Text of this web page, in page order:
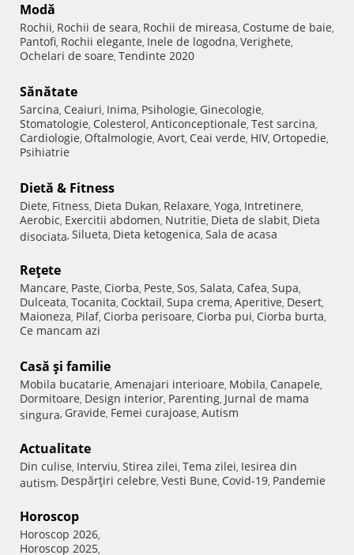
Modă
Rochii, Rochii de seara, Rochii de mireasa, Costume de baie,
Pantofi, Rochii elegante, Inele de logodna, Verighete,
Ochelari de soare, Tendinte 2020
Sănătate
Sarcina, Ceaiuri, Inima, Psihologie, Ginecologie,
Stomatologie, Colesterol, Anticonceptionale, Test sarcina,
Cardiologie, Oftalmologie, Avort, Ceai verde, HIV, Ortopedie,
Psihiatrie
Dietă & Fitness
Diete, Fitness, Dieta Dukan, Relaxare, Yoga, Intretinere,
Aerobic, Exercitii abdomen, Nutritie, Dieta de slabit, Dieta
disociata, Silueta, Dieta ketogenica, Sala de acasa
Reţete
Mancare, Paste, Ciorba, Peste, Sos, Salata, Cafea, Supa,
Dulceata, Tocanita, Cocktail, Supa crema, Aperitive, Desert,
Maioneza, Pilaf, Ciorba perisoare, Ciorba pui, Ciorba burta,
Ce mancam azi
Casă şi familie
Mobila bucatarie, Amenajari interioare, Mobila, Canapele,
Dormitoare, Design interior, Parenting, Jurnal de mama
singura, Gravide, Femei curajoase, Autism
Actualitate
Din culise, Interviu, Stirea zilei, Tema zilei, Iesirea din
autism, Despărţiri celebre, Vesti Bune, Covid-19, Pandemie
Horoscop
Horoscop 2026,
Horoscop 2025,